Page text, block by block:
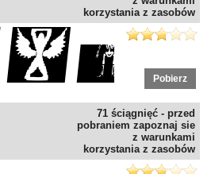
korzystania z zasobów
Pobierz
71 ściągnięć - przed
pobraniem zapoznaj sie
z warunkami
korzystania z zasobów